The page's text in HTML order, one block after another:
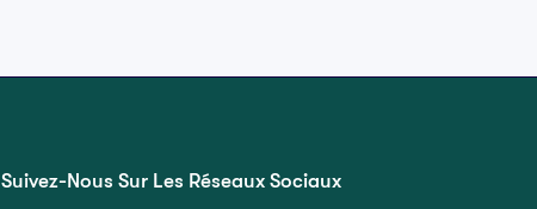
Suivez-Nous Sur Les Réseaux Sociaux